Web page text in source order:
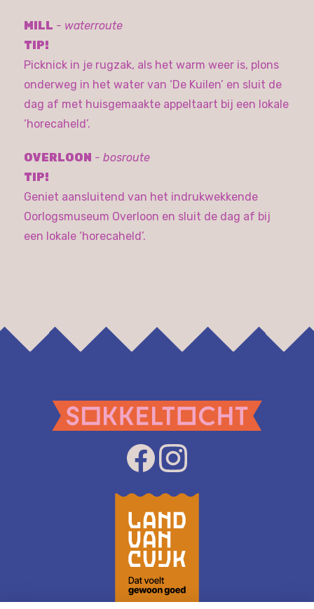
MILL - waterroute
TIP!
Picknick in je rugzak, als het warm weer is, plons
onderweg in het water van ‘De Kuilen’ en sluit de
dag af met huisgemaakte appeltaart bij een lokale
‘horecaheld’.
OVERLOON - bosroute
TIP!
Geniet aansluitend van het indrukwekkende
Oorlogsmuseum Overloon en sluit de dag af bij
een lokale ‘horecaheld’.